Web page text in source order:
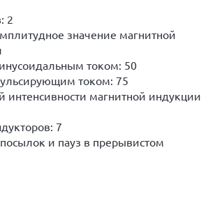
2
значение магнитной
током: 50
током: 75
интенсивности магнитной
7
и пауз в прерывистом